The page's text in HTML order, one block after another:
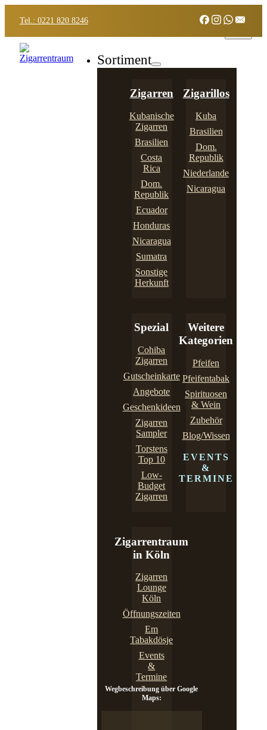
Tel.: 0221 820 8246
Sortiment
Zigarren
Kubanische
Zigarren
Brasilien
Costa
Rica
Dom.
Republik
Ecuador
Honduras
Nicaragua
Sumatra
Sonstige
Herkunft
Zigarillos
Kuba
Brasilien
Dom.
Republik
Niederlande
Nicaragua
Spezial
Cohiba
Zigarren
Gutscheinkarte
Angebote
Geschenkideen
Zigarren
Sampler
Torstens
Top 10
Low-
Budget
Zigarren
Weitere
Kategorien
Pfeifen
Pfeifentabak
Spirituosen
& Wein
Zubehör
Blog/Wissen
EVENTS
&
TERMINE
Zigarrentraum
in Köln
Zigarren
Lounge
Köln
Öffnungszeiten
Em
Tabakdösje
Events
&
Termine
Wegbeschreibung über Google
Maps: